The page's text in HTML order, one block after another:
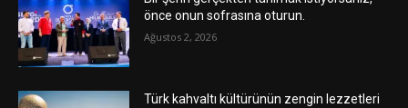
önce onun sofrasına oturun.
Ağustos 2, 2026
Türk kahvaltı kültürünün zengin lezzetleri